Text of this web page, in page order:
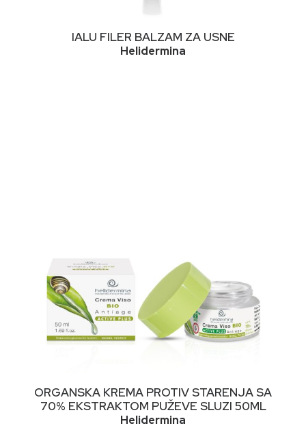
PROČITAJ VIŠE
IALU FILER BALZAM ZA USNE
Helidermina
DODAJ U KORPU
ORGANSKA KREMA PROTIV STARENJA SA
70% EKSTRAKTOM PUŽEVE SLUZI 50ML
Helidermina